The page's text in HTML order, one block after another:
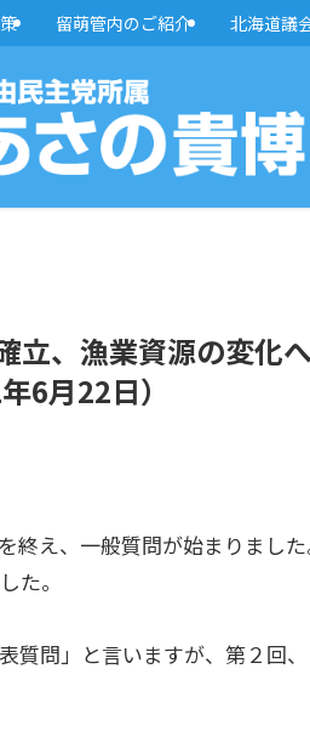
留萌管内のご紹介 北海道議
立、漁業資源の変化
6月22日）
え、一般質問が始まりました
た。
問」と言いますが、第２回